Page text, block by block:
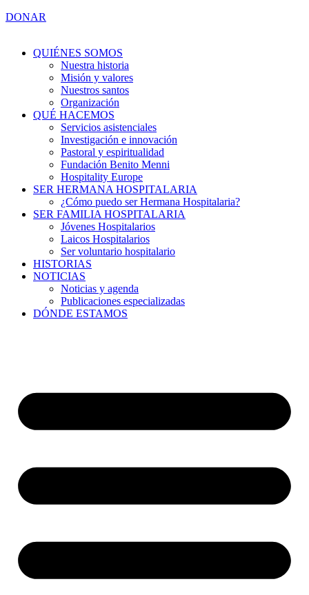
DONAR
QUIÉNES SOMOS
Nuestra historia
Misión y valores
Nuestros santos
Organización
QUÉ HACEMOS
Servicios asistenciales
Investigación e innovación
Pastoral y espiritualidad
Fundación Benito Menni
Hospitality Europe
SER HERMANA HOSPITALARIA
¿Cómo puedo ser Hermana Hospitalaria?
SER FAMILIA HOSPITALARIA
Jóvenes Hospitalarios
Laicos Hospitalarios
Ser voluntario hospitalario
HISTORIAS
NOTICIAS
Noticias y agenda
Publicaciones especializadas
DÓNDE ESTAMOS